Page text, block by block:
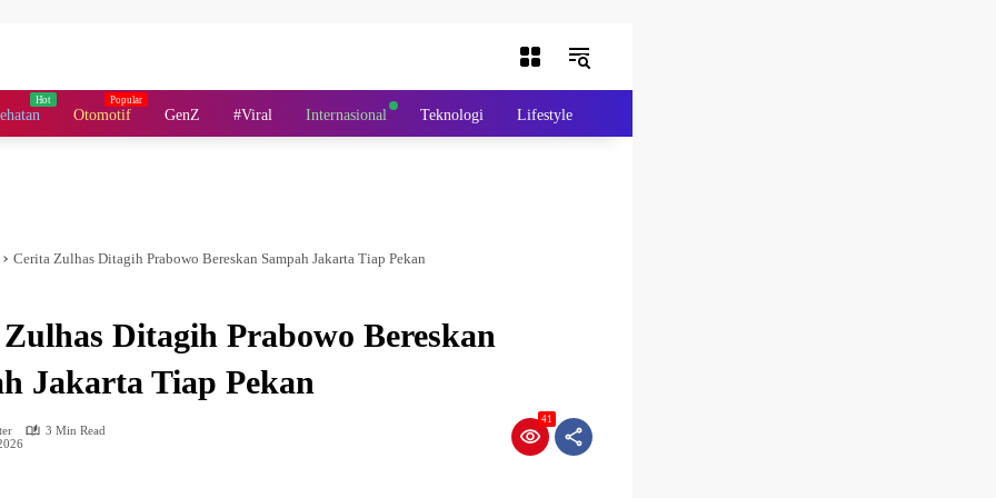
Otomotif GenZ #Viral Internasional Teknologi Lifestyle
Cerita Zulhas Ditagih Prabowo Bereskan Sampah Jakarta Tiap Pekan
Ditagih Prabowo Bereskan
Jakarta Tiap Pekan
3 Min Read
41